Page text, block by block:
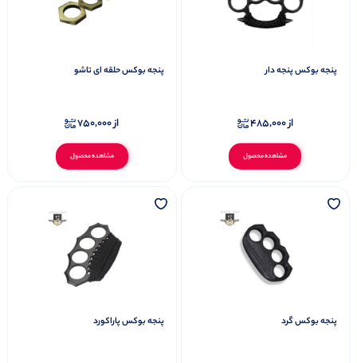
پنجه بوکس پنجه دار
مشاهده محصول
از485,000
پنجه بوکس حلقه ای تاشو
مشاهده محصول
از750,000
پنجه بوکس گرد پنجه بوکس پاراکورد